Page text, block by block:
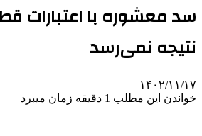
سد معشوره ‌با اعتبارات
نتیجه نمی‌رسد
۱۴۰۲/۱۱/۱۷
خواندن این مطلب 1 دقیقه زمان میبرد